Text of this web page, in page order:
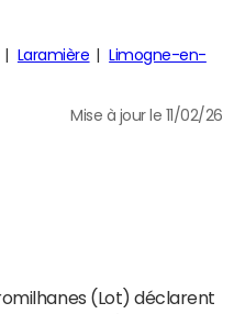
Laramière
Limogne-en-
Mise à jour le 11/02/26
(Lot) déclarent